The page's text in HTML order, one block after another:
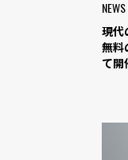
NEWS
現代
無料
て開